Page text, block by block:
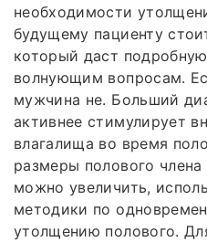
необходимости
будущему пациенту
который даст
волнующим вопросам.
мужчина не. Больший
активнее стимулирует
влагалища во время
размеры полового
можно увеличить,
методики по
утолщению полового.